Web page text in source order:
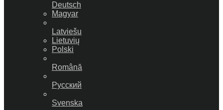
Deutsch
Magyar
Latviešu
Lietuvių
Polski
Română
Русский
Svenska